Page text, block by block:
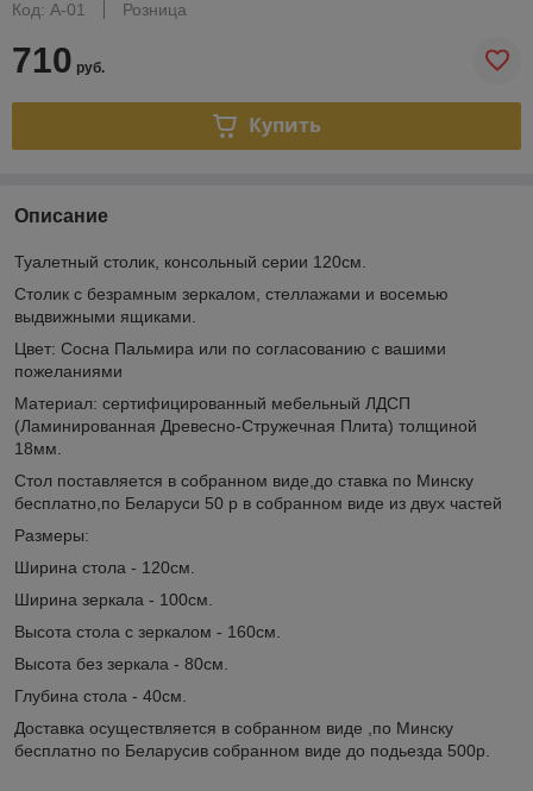
Код: А-01
Розница
710 руб.
Купить
Описание
Туалетный столик, консольный серии 120см.
Столик с безрамным зеркалом, стеллажами и восемью
выдвижными ящиками.
Цвет: Сосна Пальмира или по согласованию с вашими
пожеланиями
Материал: сертифицированный мебельный ЛДСП
(Ламинированная Древесно-Стружечная Плита) толщиной
18мм.
Стол поставляется в собранном виде,до ставка по Минску
бесплатно,по Беларуси 50 р в собранном виде из двух частей
Размеры:
Ширина стола - 120см.
Ширина зеркала - 100см.
Высота стола с зеркалом - 160см.
Высота без зеркала - 80см.
Глубина стола - 40см.
Доставка осуществляется в собранном виде ,по Минску
бесплатно по Беларусив собранном виде до подьезда 500р.